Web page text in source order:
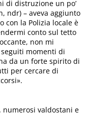
di distruzione un po’
ndr) – aveva aggiunto
con la Polizia locale è
conto sul tetto
non mi
momenti di
da un forte spirito di
per cercare di
numerosi valdostani e